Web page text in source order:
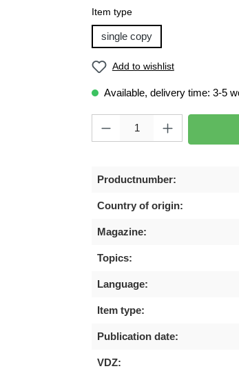
Select
Item type
single copy
Add to wishlist
Available, delivery time: 3-5
Product Quantity: Enter the
Productnumber:
Country of origin:
Magazine:
Topics:
Language:
Item type:
Publication date:
VDZ: